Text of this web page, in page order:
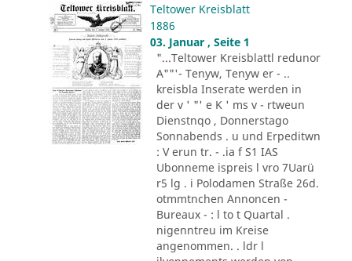
Teltower Kreisblatt
1886
03. Januar , Seite 1
"...Teltower Kreisblattl redunor
A""'- Tenyw, Tenyw er - ..
kreisbla Inserate werden in
der v ' "' e K ' ms v - rtweun
Dienstnqo , Donnerstago
Sonnabends . u und Erpeditwn
: V erun tr. - .ia f S1 IAS
Ubonneme ispreis l vro 7Uarü
r5 lg . i Polodamen Straße 26d.
otmmtnchen Annoncen -
Bureaux - : l to t Quartal .
nigenntreu im Kreise
angenommen. . ldr l